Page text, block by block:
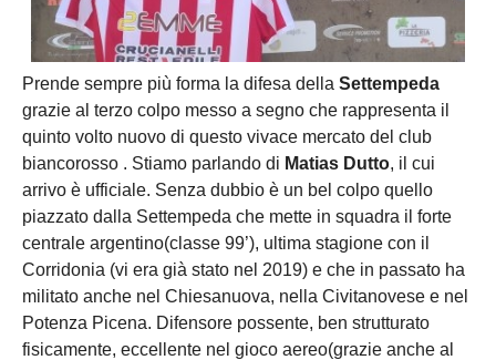
Prende sempre più forma la difesa della Settempeda
grazie al terzo colpo messo a segno che rappresenta il
quinto volto nuovo di questo vivace mercato del club
biancorosso . Stiamo parlando di Matias Dutto, il cui
arrivo è ufficiale. Senza dubbio è un bel colpo quello
piazzato dalla Settempeda che mette in squadra il forte
centrale argentino(classe 99’), ultima stagione con il
Corridonia (vi era già stato nel 2019) e che in passato ha
militato anche nel Chiesanuova, nella Civitanovese e nel
Potenza Picena. Difensore possente, ben strutturato
fisicamente, eccellente nel gioco aereo(grazie anche al